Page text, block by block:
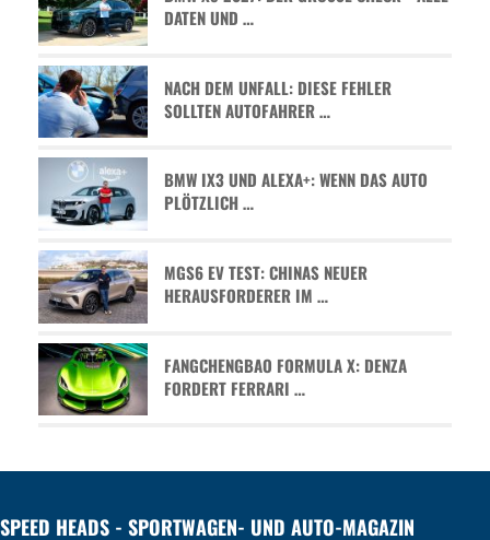
ATEN UND …
NACH DEM UNFALL: DIESE FEHLER
SOLLTEN AUTOFAHRER …
BMW IX3 UND ALEXA+: WENN DAS AUTO
PLÖTZLICH …
MGS6 EV TEST: CHINAS NEUER
HERAUSFORDERER IM …
FANGCHENGBAO FORMULA X: DENZA
FORDERT FERRARI …
SPEED HEADS - SPORTWAGEN- UND AUTO-MAGAZIN